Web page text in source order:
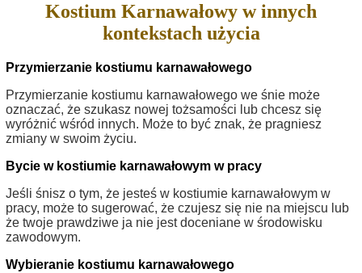
Kostium Karnawałowy w innych
kontekstach użycia
Przymierzanie kostiumu karnawałowego
Przymierzanie kostiumu karnawałowego we śnie może
oznaczać, że szukasz nowej tożsamości lub chcesz się
wyróżnić wśród innych. Może to być znak, że pragniesz
zmiany w swoim życiu.
Bycie w kostiumie karnawałowym w pracy
Jeśli śnisz o tym, że jesteś w kostiumie karnawałowym w
pracy, może to sugerować, że czujesz się nie na miejscu lub
że twoje prawdziwe ja nie jest doceniane w środowisku
zawodowym.
Wybieranie kostiumu karnawałowego